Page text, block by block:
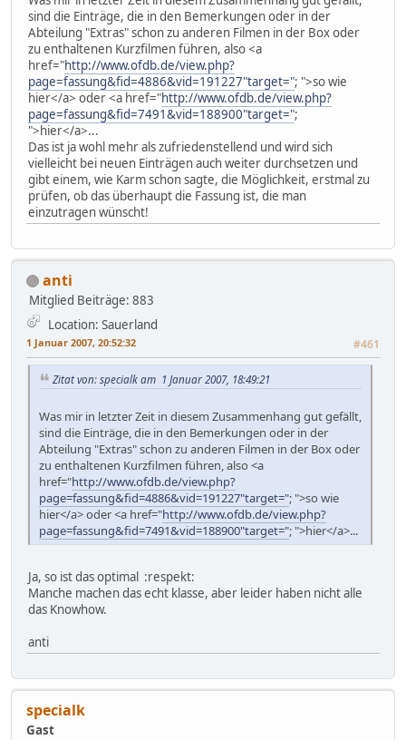
sind die Einträge, die in den Bemerkungen oder in der
Abteilung "Extras" schon zu anderen Filmen in der Box oder
zu enthaltenen Kurzfilmen führen, also <a
href="http://www.ofdb.de/view.php?
page=fassung&fid=4886&vid=191227"target="; ">so wie
hier</a> oder <a href="http://www.ofdb.de/view.php?
page=fassung&fid=7491&vid=188900"target=";
">hier</a>...
Das ist ja wohl mehr als zufriedenstellend und wird sich
vielleicht bei neuen Einträgen auch weiter durchsetzen und
gibt einem, wie Karm schon sagte, die Möglichkeit, erstmal zu
prüfen, ob das überhaupt die Fassung ist, die man
einzutragen wünscht!
anti
Mitglied Beiträge: 883
Location: Sauerland
1 Januar 2007, 20:52:32 #461
Zitat von: specialk am 1 Januar 2007, 18:49:21
Was mir in letzter Zeit in diesem Zusammenhang gut gefällt,
sind die Einträge, die in den Bemerkungen oder in der
Abteilung "Extras" schon zu anderen Filmen in der Box oder
zu enthaltenen Kurzfilmen führen, also <a
href="http://www.ofdb.de/view.php?
page=fassung&fid=4886&vid=191227"target="; ">so wie
hier</a> oder <a href="http://www.ofdb.de/view.php?
page=fassung&fid=7491&vid=188900"target="; ">hier</a>...
Ja, so ist das optimal :respekt:
Manche machen das echt klasse, aber leider haben nicht alle
das Knowhow.
anti
specialk
Gast